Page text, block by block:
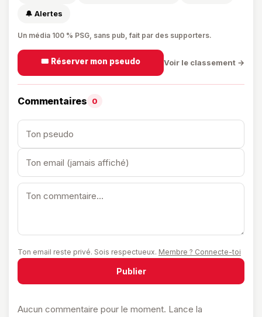
🔔 Alertes
Un média 100 % PSG, sans pub, fait par des supporters.
🎟️ Réserver mon pseudo Voir le classement →
Commentaires 0
Ton email reste privé. Sois respectueux. Membre ? Connecte-toi
Publier
Aucun commentaire pour le moment. Lance la